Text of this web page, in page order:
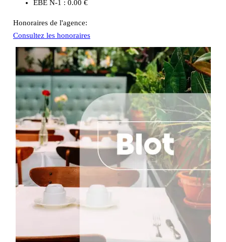
EBE N-1 : 0.00 €
Honoraires de l'agence:
Consultez les honoraires